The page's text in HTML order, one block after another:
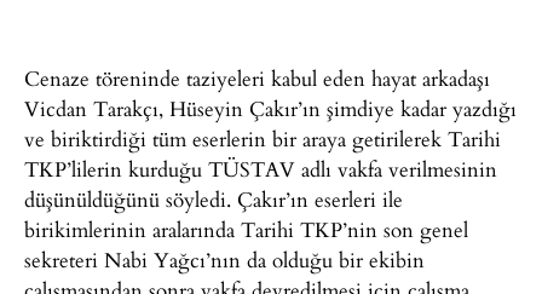
Cenaze töreninde taziyeleri kabul eden hayat arkadaşı
Vicdan Tarakçı, Hüseyin Çakır’ın şimdiye kadar yazdığı
ve biriktirdiği tüm eserlerin bir araya getirilerek Tarihi
TKP’lilerin kurduğu TÜSTAV adlı vakfa verilmesinin
düşünüldüğünü söyledi. Çakır’ın eserleri ile
birikimlerinin aralarında Tarihi TKP’nin son genel
sekreteri Nabi Yağcı’nın da olduğu bir ekibin